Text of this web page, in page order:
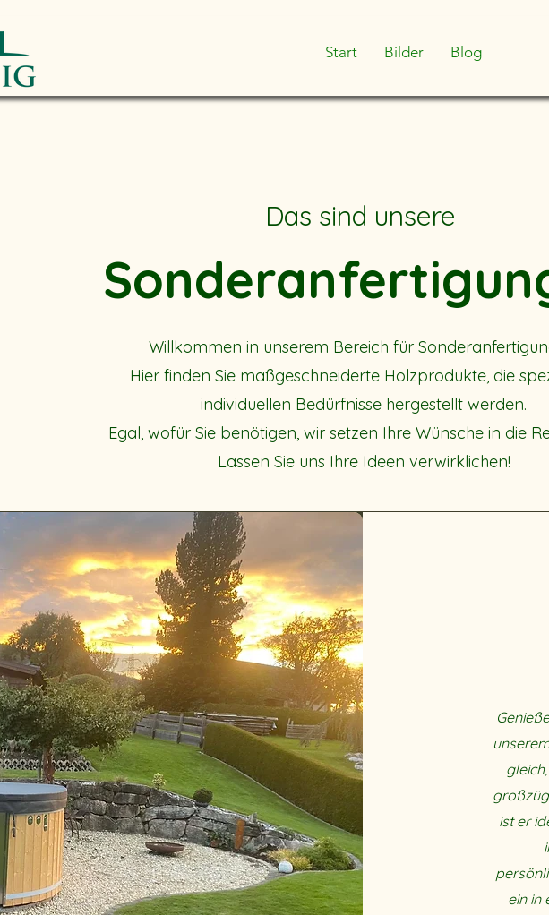
Start Bilder Blog
Das sind unsere
Willkommen in unserem Bereich für
Hier finden Sie maßgeschneiderte Holzprodukte, die
individuellen Bedürfnisse hergestellt werden.
Egal, wofür Sie benötigen, wir setzen Ihre Wünsche in die
Lassen Sie uns Ihre Ideen verwirklichen!
ist er
ein in